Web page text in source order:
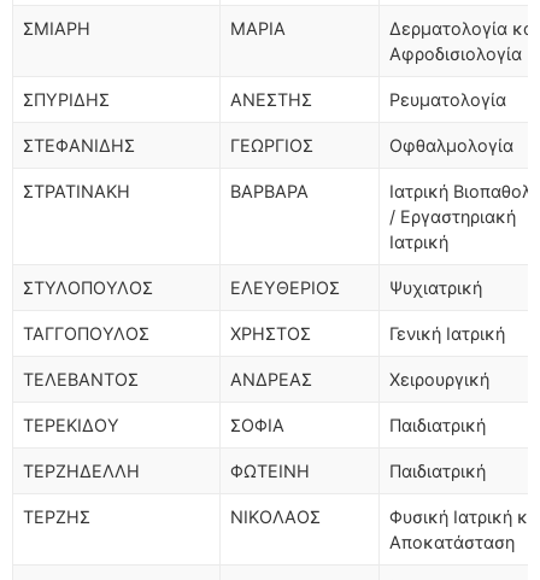
ΣΜΙΑΡΗ ΜΑΡΙΑ
Δερματολογία και
Αφροδισιολογία
ΣΠΥΡΙΔΗΣ ΑΝΕΣΤΗΣ Ρευματολογία
ΣΤΕΦΑΝΙΔΗΣ ΓΕΩΡΓΙΟΣ Οφθαλμολογία
ΣΤΡΑΤΙΝΑΚΗ ΒΑΡΒΑΡΑ
Ιατρική
/ Εργαστηριακή
Ιατρική
ΣΤΥΛΟΠΟΥΛΟΣ ΕΛΕΥΘΕΡΙΟΣ Ψυχιατρική
ΤΑΓΓΟΠΟΥΛΟΣ ΧΡΗΣΤΟΣ Γενική Ιατρική
ΤΕΛΕΒΑΝΤΟΣ ΑΝΔΡΕΑΣ Χειρουργική
ΤΕΡΕΚΙΔΟΥ ΣΟΦΙΑ Παιδιατρική
ΤΕΡΖΗΔΕΛΛΗ ΦΩΤΕΙΝΗ Παιδιατρική
ΤΕΡΖΗΣ ΝΙΚΟΛΑΟΣ
Φυσική Ιατρική
Αποκατάσταση